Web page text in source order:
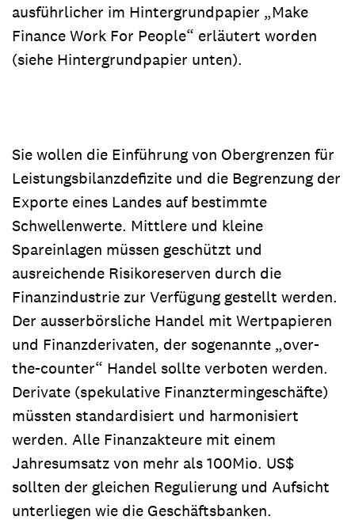
ausführlicher im Hintergrundpapier „Make
Finance Work For People“ erläutert worden
(siehe Hintergrundpapier unten).
Sie wollen die Einführung von Obergrenzen für
Leistungsbilanzdefizite und die Begrenzung der
Exporte eines Landes auf bestimmte
Schwellenwerte. Mittlere und kleine
Spareinlagen müssen geschützt und
ausreichende Risikoreserven durch die
Finanzindustrie zur Verfügung gestellt werden.
Der ausserbörsliche Handel mit Wertpapieren
und Finanzderivaten, der sogenannte „over-
the-counter“ Handel sollte verboten werden.
Derivate (spekulative Finanztermingeschäfte)
müssten standardisiert und harmonisiert
werden. Alle Finanzakteure mit einem
Jahresumsatz von mehr als 100Mio. US$
sollten der gleichen Regulierung und Aufsicht
unterliegen wie die Geschäftsbanken.